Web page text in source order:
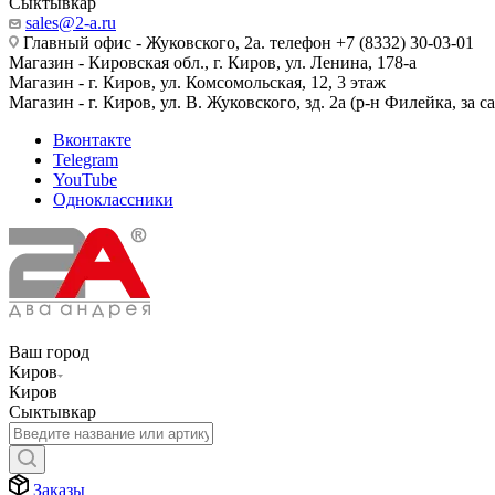
sales@2-a.ru
Главный офис - Жуковского, 2а. телефон +7 (8332) 30-03-01
Магазин - Кировская обл., г. Киров, ул. Ленина, 178-а
Магазин - г. Киров, ул. Комсомольская, 12, 3 этаж
Магазин - г. Киров, ул. В. Жуковского, зд. 2а (р-н Филейка, за
Вконтакте
Telegram
YouTube
Одноклассники
Ваш город
Киров
Киров
Сыктывкар
Заказы